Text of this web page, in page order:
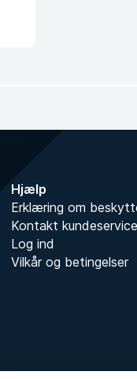
Hjælp
Erklæring om
Kontakt kundeservice
Log ind
Vilkår og betingelser